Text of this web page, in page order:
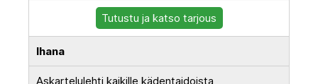
Tutustu ja katso tarjous
Ihana
Askartelulehti kaikille kädentaidoista